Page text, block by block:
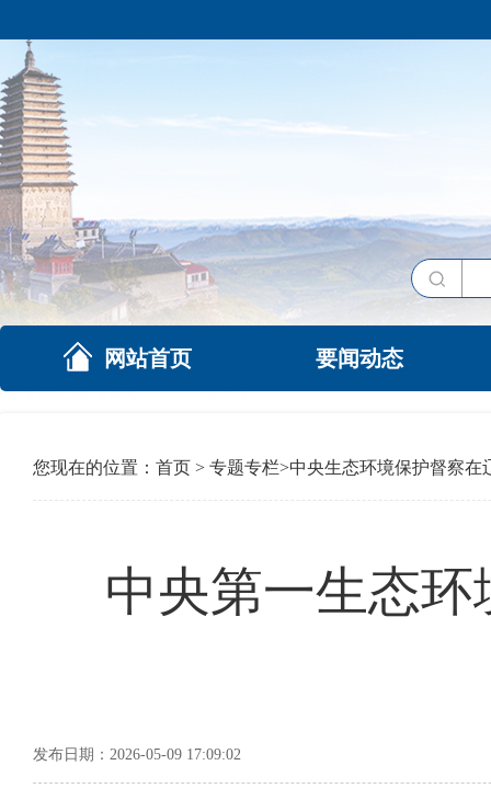
网站首页 要闻动态
您现在的位置： 首页 > 专题专栏>中央生态环境保护督察在
中央第一生态
发布日期：2026-05-09 17:09:02